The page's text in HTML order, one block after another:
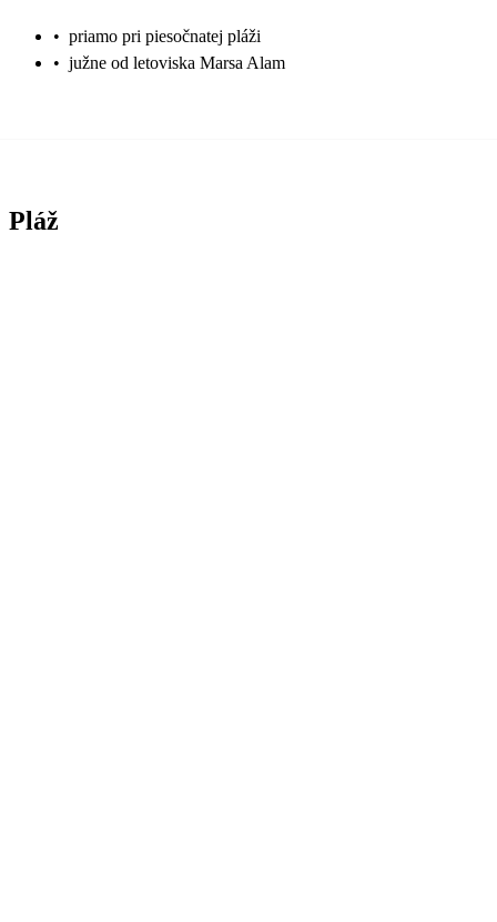
• priamo pri piesočnatej pláži
• južne od letoviska Marsa Alam
Pláž